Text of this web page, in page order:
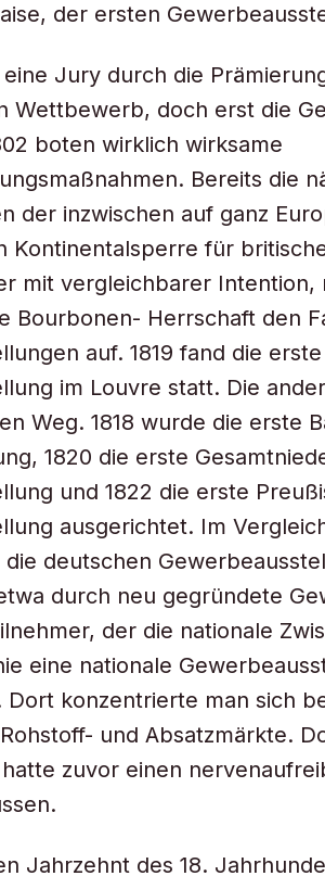
der ersten
Jury durch die
Wettbewerb, doch erst die
boten wirklich wirksame
Bereits die
der inzwischen auf ganz
Kontinentalsperre für
mit vergleichbarer Intention,
Bourbonen- Herrschaft den
auf. 1819 fand die
im Louvre statt. Die
Weg. 1818 wurde die erste
1820 die erste
und 1822 die erste
ausgerichtet. Im
die deutschen
durch neu gegründete
der die nationale
eine nationale
Dort konzentrierte man sich
und Absatzmärkte.
zuvor einen
Jahrzehnt des 18.